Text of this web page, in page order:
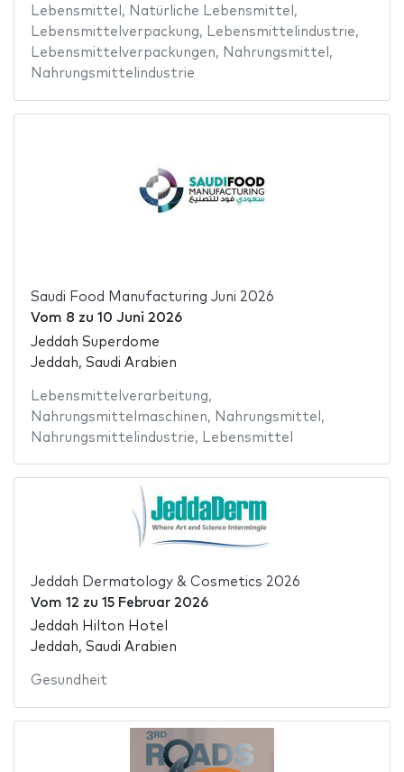
Lebensmittel , Natürliche Lebensmittel ,
Lebensmittelverpackung, Lebensmittelindustrie,
Lebensmittelverpackungen, Nahrungsmittel ,
Nahrungsmittelindustrie
Saudi Food Manufacturing Juni 2026
Vom 8 zu 10 Juni 2026
Jeddah Superdome
Jeddah, Saudi Arabien
Lebensmittelverarbeitung,
Nahrungsmittelmaschinen, Nahrungsmittel ,
Nahrungsmittelindustrie, Lebensmittel
Jeddah Dermatology & Cosmetics 2026
Vom 12 zu 15 Februar 2026
Jeddah Hilton Hotel
Jeddah, Saudi Arabien
Gesundheit